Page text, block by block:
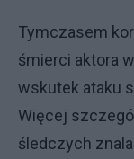
Tymczasem
śmierci aktora
wskutek ataku
Więcej
śledczych